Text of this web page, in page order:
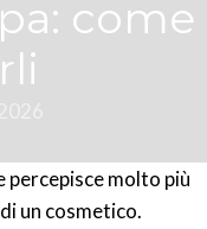
come
percepisce molto più
un cosmetico.